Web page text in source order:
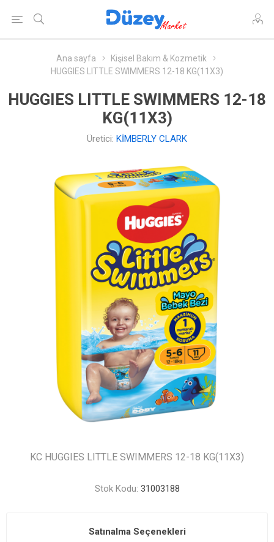
Ana sayfa
Kişisel Bakım & Kozmetik
HUGGIES LITTLE SWIMMERS 12-18 KG(11X3)
HUGGIES LITTLE SWIMMERS 12-18
KG(11X3)
Üretici: KİMBERLY CLARK
KC HUGGIES LITTLE SWIMMERS 12-18 KG(11X3)
Stok Kodu: 31003188
Satınalma Seçenekleri